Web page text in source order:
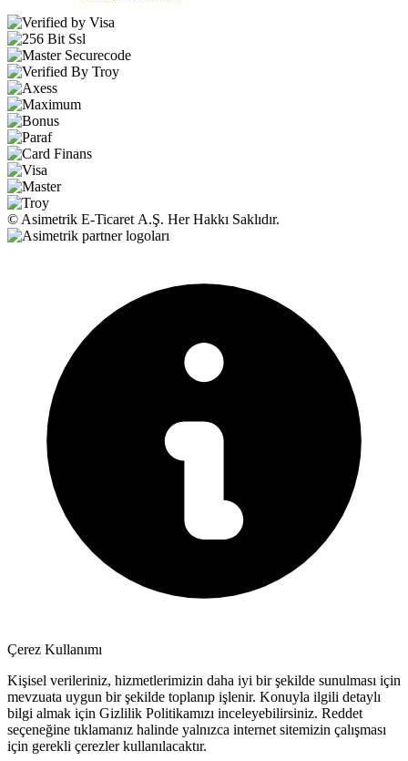
© Asimetrik E‑Ticaret A.Ş. Her Hakkı Saklıdır.
Çerez Kullanımı
Kişisel verileriniz, hizmetlerimizin daha iyi bir şekilde sunulması için
mevzuata uygun bir şekilde toplanıp işlenir. Konuyla ilgili detaylı
bilgi almak için Gizlilik Politikamızı inceleyebilirsiniz. Reddet
seçeneğine tıklamanız halinde yalnızca internet sitemizin çalışması
için gerekli çerezler kullanılacaktır.